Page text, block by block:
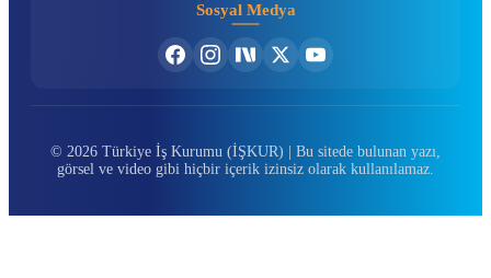
Sosyal Medya
© 2026 Türkiye İş Kurumu (İŞKUR) | Bu sitede bulunan yazı,
görsel ve video gibi hiçbir içerik izinsiz olarak kullanılamaz.